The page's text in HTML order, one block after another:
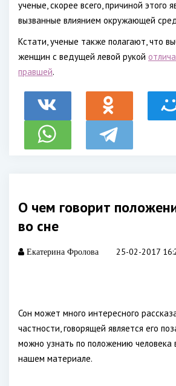
ученые, скорее всего, причиной этого
вызванные влиянием окружающей
Кстати, ученые также полагают, что
женщин с ведущей левой рукой
правшей.
О чем говорит
во сне
Екатерина Фролова 25-02-2017
Сон может много интересного
частности, говорящей является его
можно узнать по положению человека
нашем материале.